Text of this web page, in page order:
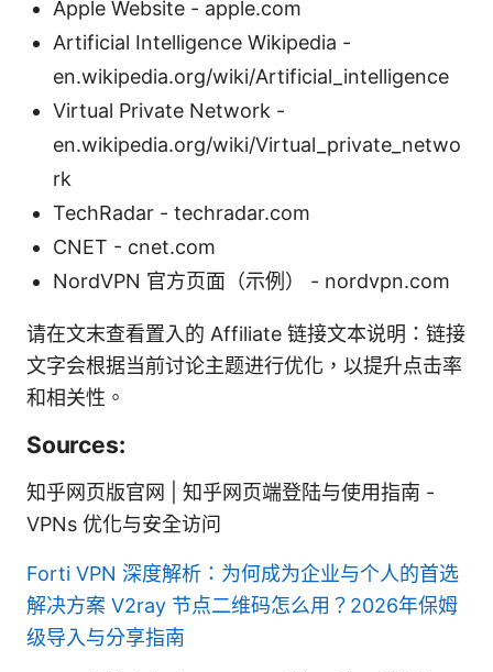
Apple Website - apple.com
Artificial Intelligence Wikipedia -
en.wikipedia.org/wiki/Artificial_intelligence
Virtual Private Network -
en.wikipedia.org/wiki/Virtual_private_netwo
rk
TechRadar - techradar.com
CNET - cnet.com
NordVPN 官方页面（示例） - nordvpn.com
请在文末查看置入的 Affiliate 链接文本说明：链接
文字会根据当前讨论主题进行优化，以提升点击率
和相关性。
Sources:
知乎网页版官网 | 知乎网页端登陆与使用指南 -
VPNs 优化与安全访问
Forti VPN 深度解析：为何成为企业与个人的首选
解决方案 V2ray 节点二维码怎么用？2026年保姆
级导入与分享指南